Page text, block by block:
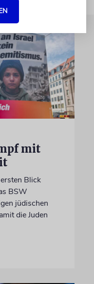
mit
Blick
BSW
jüdischen
die Juden